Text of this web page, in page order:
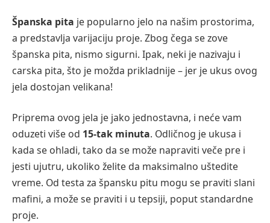
Španska pita je popularno jelo na našim prostorima,
a predstavlja varijaciju proje. Zbog čega se zove
španska pita, nismo sigurni. Ipak, neki je nazivaju i
carska pita, što je možda prikladnije – jer je ukus ovog
jela dostojan velikana!
Priprema ovog jela je jako jednostavna, i neće vam
oduzeti više od 15-tak minuta. Odličnog je ukusa i
kada se ohladi, tako da se može napraviti veče pre i
jesti ujutru, ukoliko želite da maksimalno uštedite
vreme. Od testa za špansku pitu mogu se praviti slani
mafini, a može se praviti i u tepsiji, poput standardne
proje.